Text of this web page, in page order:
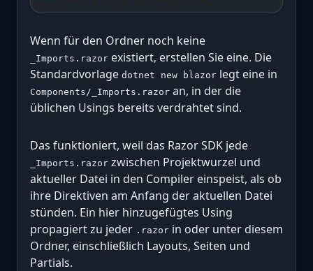
Wenn für den Ordner noch keine
_Imports.razor existiert, erstellen Sie eine. Die
Standardvorlage dotnet new blazor legt eine in
Components/_Imports.razor an, in der die
üblichen Usings bereits verdrahtet sind.
Das funktioniert, weil das Razor SDK jede
_Imports.razor zwischen Projektwurzel und
aktueller Datei in den Compiler einspeist, als ob
ihre Direktiven am Anfang der aktuellen Datei
stünden. Ein hier hinzugefügtes Using
propagiert zu jeder .razor in oder unter diesem
Ordner, einschließlich Layouts, Seiten und
Partials.